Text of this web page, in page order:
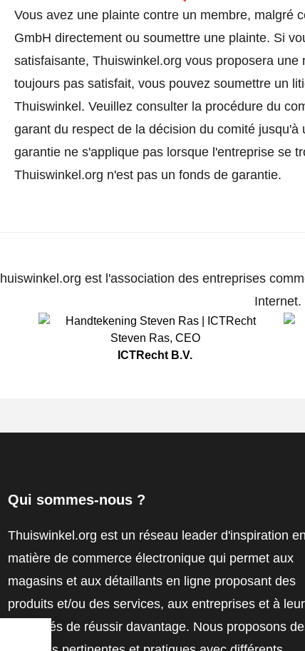
Vous avez une plainte contre un membre, malgré
GmbH directement ou soumettre une plainte. Si
satisfaisante, Thuiswinkel.org vous proposera
toujours pas satisfait, vous pouvez soumettre un
Thuiswinkel. Veuillez consulter la procédure du
garant du respect de la décision du comité
garantie ne s'applique pas lorsque l'entreprise se
Thuiswinkel.org n'est pas un fonds de garantie.
est l'association des entreprises
Internet.
Steven Ras, CEO
ICTRecht B.V.
Qui sommes-nous ?
Thuiswinkel.org est un réseau leader d'inspiration en
matière de commerce électronique qui permet aux
magasins et aux détaillants en ligne proposant des
produits et/ou des services, aux entreprises et à
employés de réussir davantage. Nous proposons